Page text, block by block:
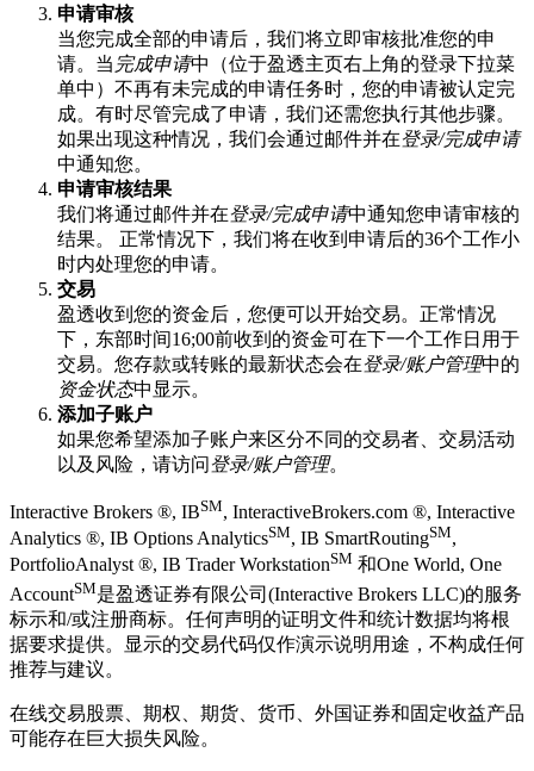
申请审核
当您完成全部的申请后，我们将立即审核批准您的申
请。当 完成申请中（位于盈透主页右上角的登录下拉菜
单中）不再有未完成的申请任务时，您的申请被认定完
成。有时尽管完成了申请，我们还需您执行其他步骤。
如果出现这种情况，我们会通过邮件并在登录/完成申请
中通知您。
申请审核结果
我们将通过邮件并在登录/完成申请中通知您申请审核的
结果。 正常情况下，我们将在收到申请后的36个工作小
时内处理您的申请。
交易
盈透收到您的资金后，您便可以开始交易。正常情况
下，东部时间16;00前收到的资金可在下一个工作日用于
交易。您存款或转账的最新状态会在登录/账户管理中的
资金状态中显示。
添加子账户
如果您希望添加子账户来区分不同的交易者、交易活动
以及风险，请访问登录/账户管理。
Interactive Brokers ®, IBSM, InteractiveBrokers.com ®, Interactive
Analytics ®, IB Options AnalyticsSM, IB SmartRoutingSM,
PortfolioAnalyst ®, IB Trader WorkstationSM 和One World, One
AccountSM是盈透证券有限公司(Interactive Brokers LLC)的服务
标示和/或注册商标。任何声明的证明文件和统计数据均将根
据要求提供。显示的交易代码仅作演示说明用途，不构成任何
推荐与建议。
在线交易股票、期权、期货、货币、外国证券和固定收益产品
可能存在巨大损失风险。